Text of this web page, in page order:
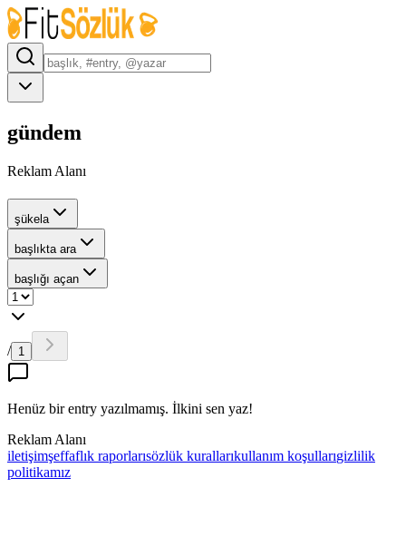
gündem
Reklam Alanı
şükela
başlıkta ara
başlığı açan
/ 1
Henüz bir entry yazılmamış. İlkini sen yaz!
Reklam Alanı
iletişimşeffaflık raporlarısözlük kurallarıkullanım koşullarıgizlilik
politikamız